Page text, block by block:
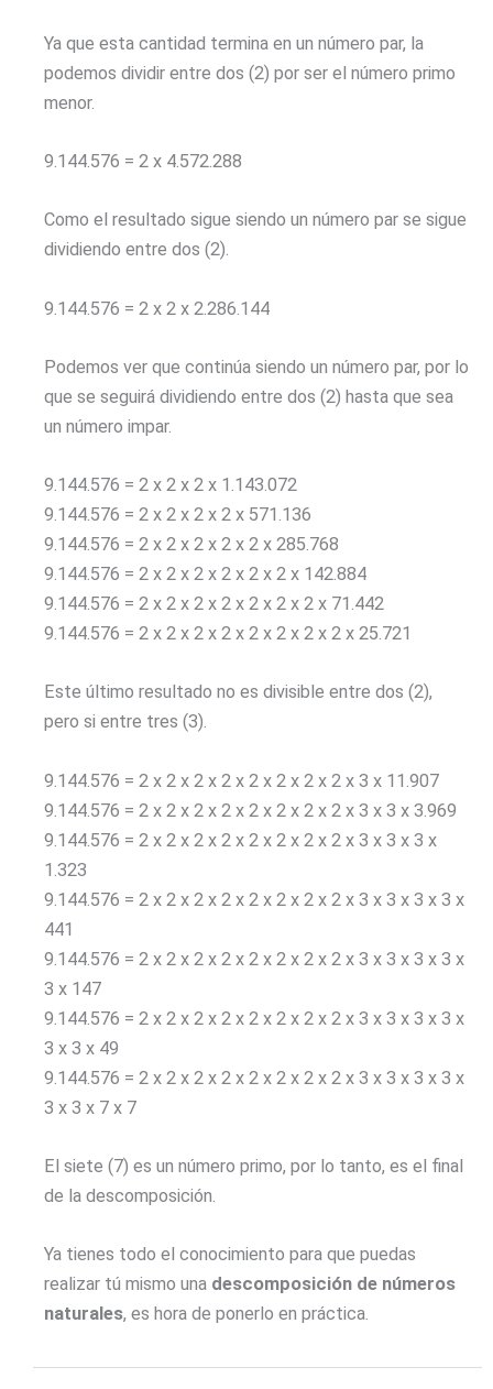
Ya que esta cantidad termina en un número par, la
podemos dividir entre dos (2) por ser el número primo
menor.
9.144.576 = 2 x 4.572.288
Como el resultado sigue siendo un número par se sigue
dividiendo entre dos (2).
9.144.576 = 2 x 2 x 2.286.144
Podemos ver que continúa siendo un número par, por lo
que se seguirá dividiendo entre dos (2) hasta que sea
un número impar.
9.144.576 = 2 x 2 x 2 x 1.143.072
9.144.576 = 2 x 2 x 2 x 2 x 571.136
9.144.576 = 2 x 2 x 2 x 2 x 2 x 285.768
9.144.576 = 2 x 2 x 2 x 2 x 2 x 2 x 142.884
9.144.576 = 2 x 2 x 2 x 2 x 2 x 2 x 2 x 71.442
9.144.576 = 2 x 2 x 2 x 2 x 2 x 2 x 2 x 2 x 25.721
Este último resultado no es divisible entre dos (2),
pero si entre tres (3).
9.144.576 = 2 x 2 x 2 x 2 x 2 x 2 x 2 x 2 x 3 x 11.907
9.144.576 = 2 x 2 x 2 x 2 x 2 x 2 x 2 x 2 x 3 x 3 x 3.969
9.144.576 = 2 x 2 x 2 x 2 x 2 x 2 x 2 x 2 x 3 x 3 x 3 x
1.323
9.144.576 = 2 x 2 x 2 x 2 x 2 x 2 x 2 x 2 x 3 x 3 x 3 x 3 x
441
9.144.576 = 2 x 2 x 2 x 2 x 2 x 2 x 2 x 2 x 3 x 3 x 3 x 3 x
3 x 147
9.144.576 = 2 x 2 x 2 x 2 x 2 x 2 x 2 x 2 x 3 x 3 x 3 x 3 x
3 x 3 x 49
9.144.576 = 2 x 2 x 2 x 2 x 2 x 2 x 2 x 2 x 3 x 3 x 3 x 3 x
3 x 3 x 7 x 7
El siete (7) es un número primo, por lo tanto, es el final
de la descomposición.
Ya tienes todo el conocimiento para que puedas
realizar tú mismo una descomposición de números
naturales, es hora de ponerlo en práctica.